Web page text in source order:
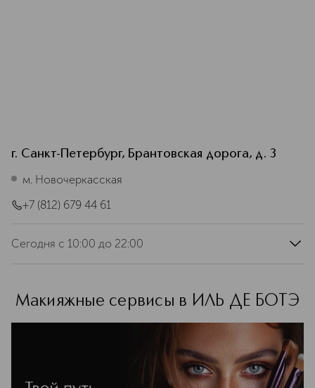
г. Санкт-Петербург, Брантовская дорога, д. 3
м. Новочеркасская
+7 (812) 679 44 61
Сегодня с 10:00 до 22:00
Макияжные сервисы в ИЛЬ ДЕ БОТЭ